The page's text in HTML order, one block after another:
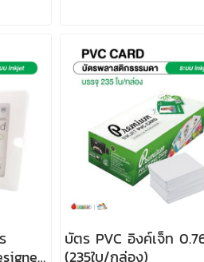
บัตร PVC อิงค์เจ็ท
(235ใบ/กล่อง)